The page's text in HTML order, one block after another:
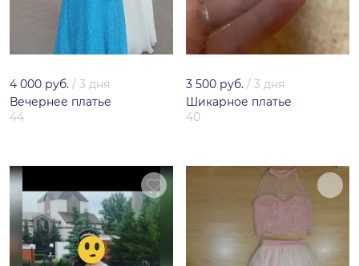
4 000 руб. / 3 дня
Вечернее платье
44
3 500 руб. / 3 дня
Шикарное платье
40